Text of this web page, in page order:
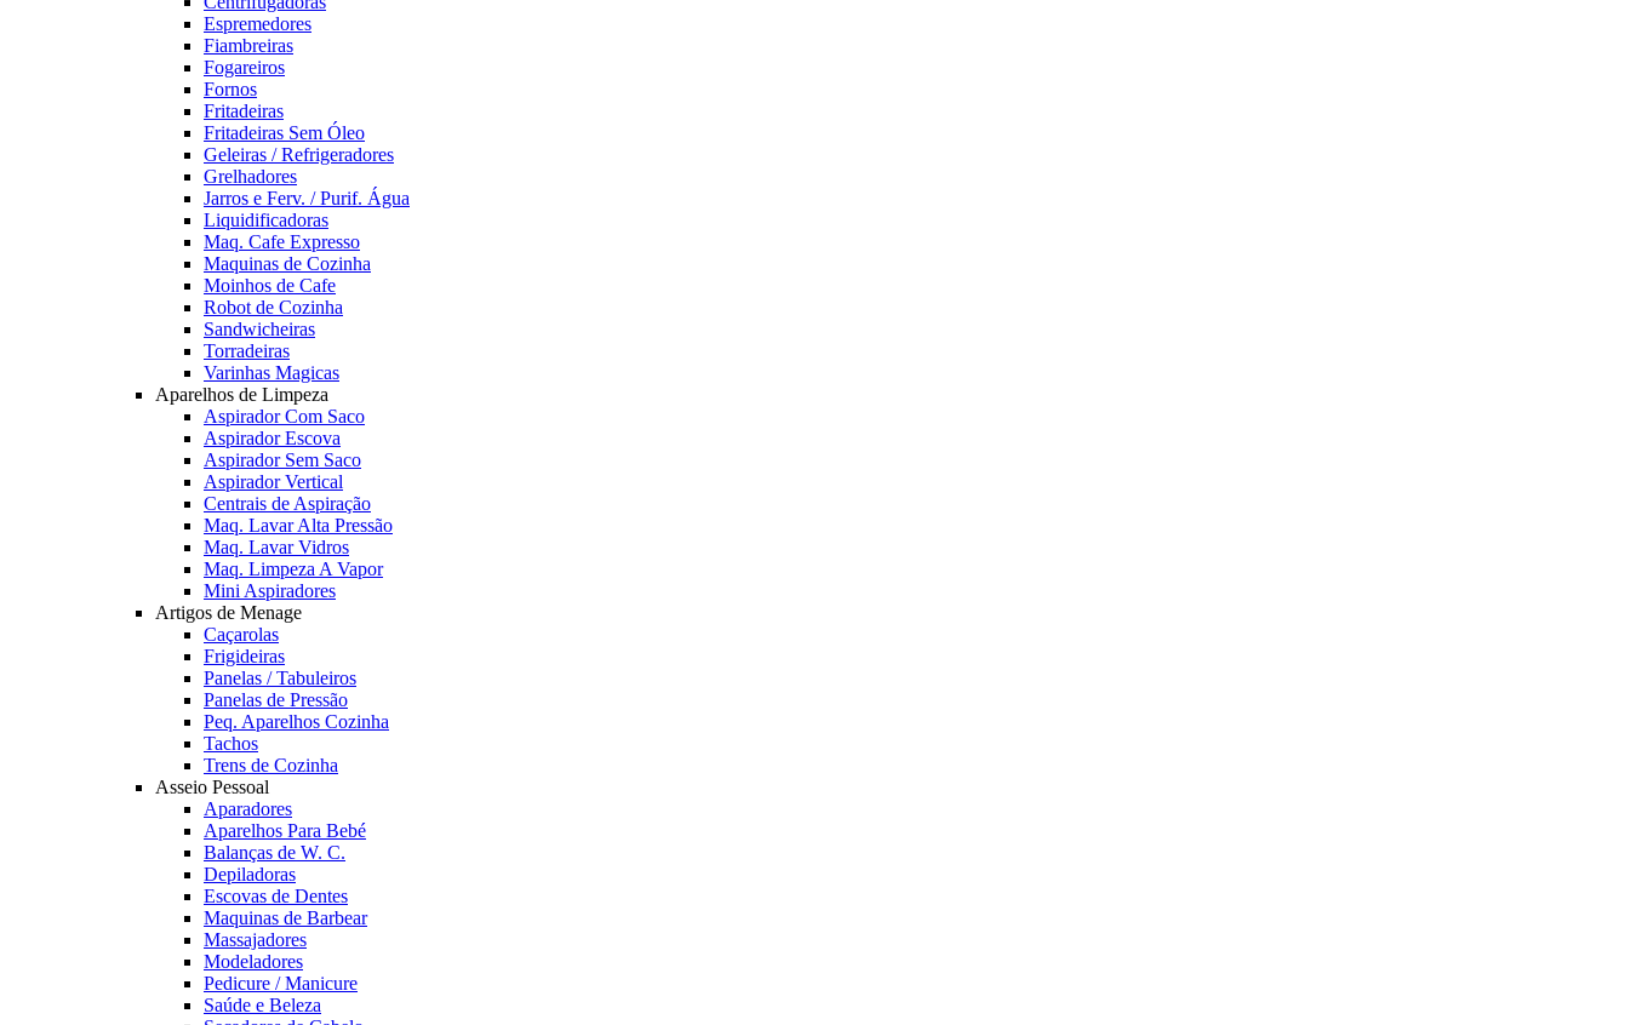
Espremedores
Fiambreiras
Fogareiros
Fornos
Fritadeiras
Fritadeiras Sem Óleo
Geleiras / Refrigeradores
Grelhadores
Jarros e Ferv. / Purif. Água
Liquidificadoras
Maq. Cafe Expresso
Maquinas de Cozinha
Moinhos de Cafe
Robot de Cozinha
Sandwicheiras
Torradeiras
Varinhas Magicas
Aparelhos de Limpeza
Aspirador Com Saco
Aspirador Escova
Aspirador Sem Saco
Aspirador Vertical
Centrais de Aspiração
Maq. Lavar Alta Pressão
Maq. Lavar Vidros
Maq. Limpeza A Vapor
Mini Aspiradores
Artigos de Menage
Caçarolas
Frigideiras
Panelas / Tabuleiros
Panelas de Pressão
Peq. Aparelhos Cozinha
Tachos
Trens de Cozinha
Asseio Pessoal
Aparadores
Aparelhos Para Bebé
Balanças de W. C.
Depiladoras
Escovas de Dentes
Maquinas de Barbear
Massajadores
Modeladores
Pedicure / Manicure
Saúde e Beleza